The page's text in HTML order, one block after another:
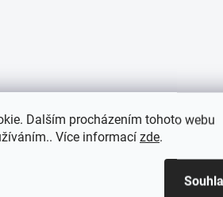
Dalším procházením tohoto webu
Více informací zde.